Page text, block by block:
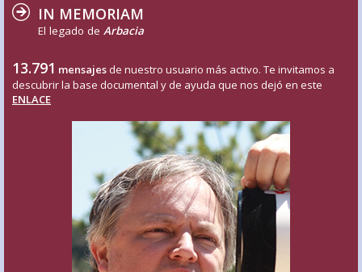
IN MEMORIAM
El legado de Arbacia
13.791 mensajes de nuestro usuario más activo. Te invitamos a
descubrir la base documental y de ayuda que nos dejó en este
ENLACE